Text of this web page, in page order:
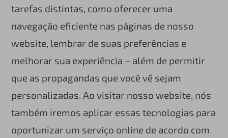
tarefas distintas, como oferecer uma
navegação eficiente nas páginas de nosso
website, lembrar de suas preferências e
melhorar sua experiência – além de permitir
que as propagandas que você vê sejam
personalizadas. Ao visitar nosso website, nós
também iremos aplicar essas tecnologias para
oportunizar um serviço online de acordo com